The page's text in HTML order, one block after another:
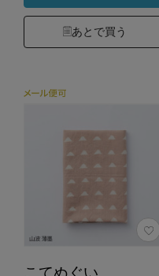
あとで買う